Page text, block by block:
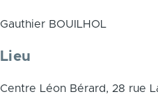
Gauthier BOUILHOL
Lieu
Centre Léon Bérard, 28 rue